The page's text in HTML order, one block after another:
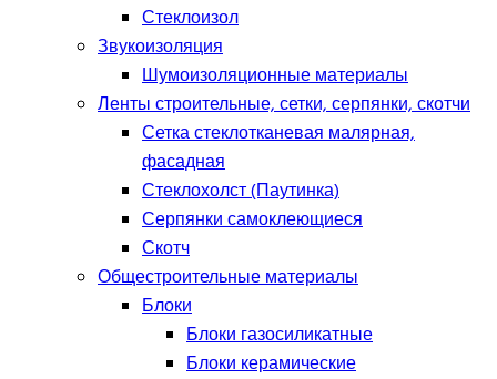
Стеклоизол
Звукоизоляция
Шумоизоляционные материалы
Ленты строительные, сетки, серпянки, скотчи
Сетка стеклотканевая малярная,
фасадная
Стеклохолст (Паутинка)
Серпянки самоклеющиеся
Скотч
Общестроительные материалы
Блоки
Блоки газосиликатные
Блоки керамические